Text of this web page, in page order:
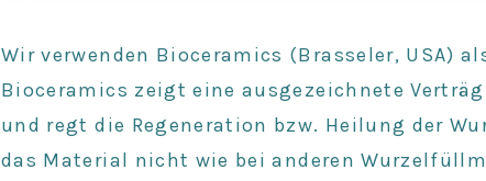
Wir verwenden Bioceramics (Brasseler, USA)
Bioceramics zeigt eine ausgezeichnete
und regt die Regeneration bzw. Heilung der
das Material nicht wie bei anderen